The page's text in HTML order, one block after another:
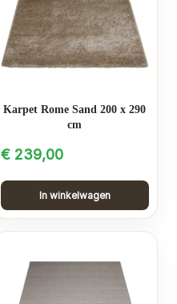
Karpet Rome Sand 200 x 290
cm
€239,00
In winkelwagen